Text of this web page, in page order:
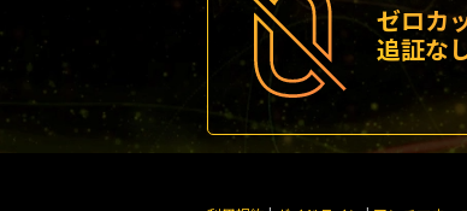
ゼロカ
追証な